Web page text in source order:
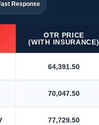
Response
OTR PRICE
(WITH INSURANCE)
64,391.50
70,047.50
77,729.50